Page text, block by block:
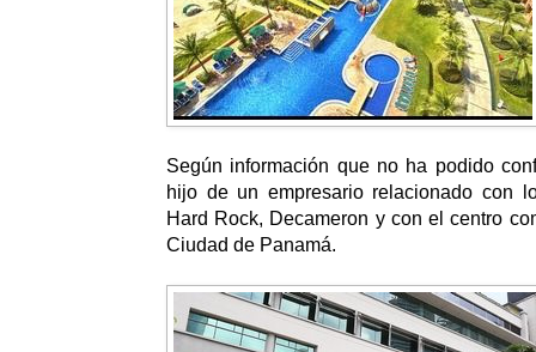
Según información que no ha podido
hijo de un empresario relacionado con
Hard Rock, Decameron y con el centro
Ciudad de Panamá.